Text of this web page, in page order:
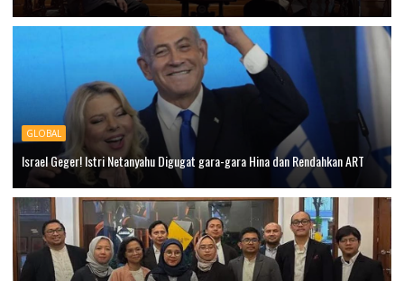
GLOBAL
Israel Geger! Istri Netanyahu Digugat gara-gara Hina dan Rendahkan ART